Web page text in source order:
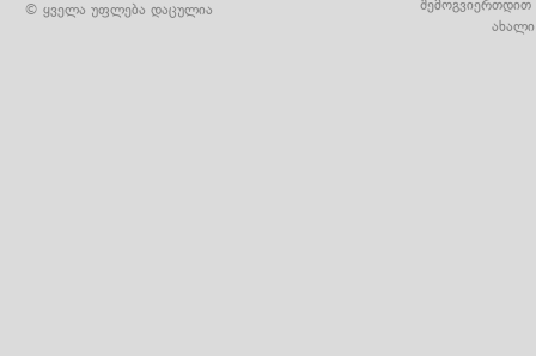
© ყველა უფლება დაცულია
შემოგვიერთდით
ახალი